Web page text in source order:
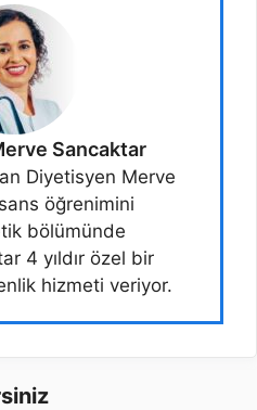
Sancaktar
Diyetisyen Merve
öğrenimini
bölümünde
4 yıldır özel bir
hizmeti veriyor.